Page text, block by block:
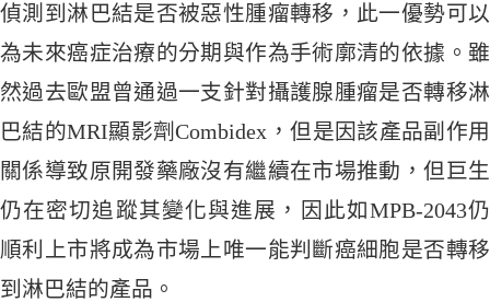
偵測到淋巴結是否被惡性腫瘤轉移，此一優勢可以
為未來癌症治療的分期與作為手術廓清的依據。雖
然過去歐盟曾通過一支針對攝護腺腫瘤是否轉移淋
巴結的MRI顯影劑Combidex，但是因該產品副作用
關係導致原開發藥廠沒有繼續在市場推動，但巨生
仍在密切追蹤其變化與進展，因此如MPB-2043仍
順利上市將成為市場上唯一能判斷癌細胞是否轉移
到淋巴結的產品。